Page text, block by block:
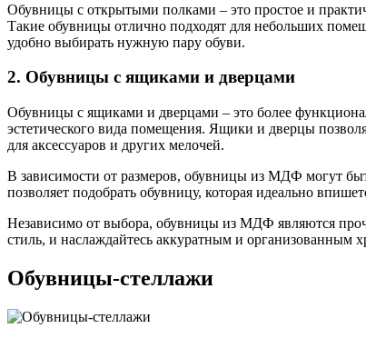
Обувницы с открытыми полками – это простое и
Такие обувницы отлично подходят для небольших
удобно выбирать нужную пару обуви.
2. Обувницы с ящиками и дверцами
Обувницы с ящиками и дверцами – это более
эстетического вида помещения. Ящики и дверцы
для аксессуаров и других мелочей.
В зависимости от размеров, обувницы из МДФ могут
позволяет подобрать обувницу, которая идеально
Независимо от выбора, обувницы из МДФ являются
стиль, и наслаждайтесь аккуратным и организованным
Обувницы-стеллажи